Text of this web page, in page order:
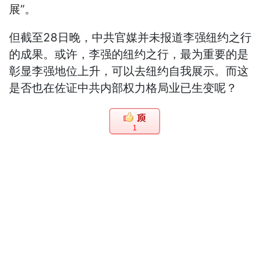
展”。
但截至28日晚，中共官媒并未报道李强纽约之行
的成果。或许，李强的纽约之行，最为重要的是
彰显李强地位上升，可以去纽约自我展示。而这
是否也在佐证中共内部权力格局业已生变呢？
1